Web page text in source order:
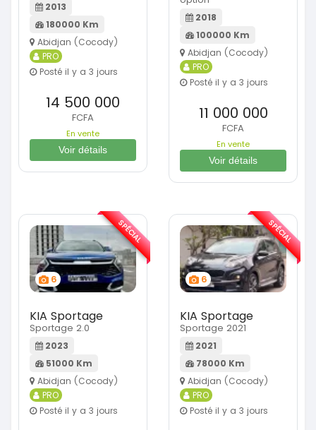
2013
180000 Km
Abidjan (Cocody)
PRO
Posté il y a 3 jours
14 500 000
FCFA
En vente
Voir détails
2018
100000 Km
Abidjan (Cocody)
PRO
Posté il y a 3 jours
11 000 000
FCFA
En vente
Voir détails
6
KIA Sportage
Sportage 2.0
2023
51000 Km
Abidjan (Cocody)
PRO
Posté il y a 3 jours
SPÉCIAL
6
KIA Sportage
Sportage 2021
2021
78000 Km
Abidjan (Cocody)
PRO
Posté il y a 3 jours
SPÉCIAL